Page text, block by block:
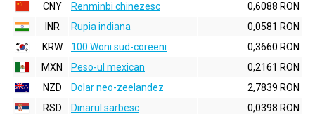
CNY
Renminbi chinezesc
0,6088 RON
INR
Rupia indiana
0,0581 RON
KRW
100 Woni sud-coreeni
0,3660 RON
MXN
Peso-ul mexican
0,2161 RON
NZD
Dolar neo-zeelandez
2,7839 RON
RSD
Dinarul sarbesc
0,0398 RON